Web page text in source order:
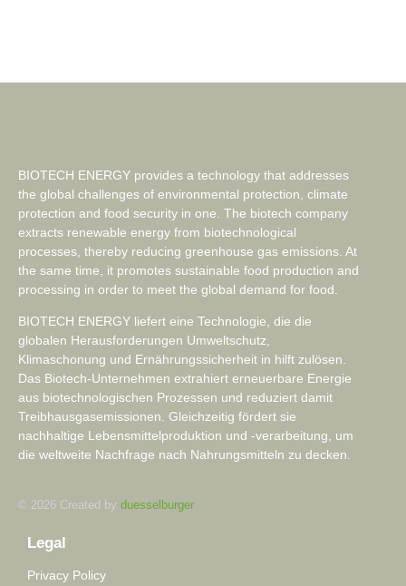
BIOTECH ENERGY provides a technology that addresses
the global challenges of environmental protection, climate
protection and food security in one. The biotech company
extracts renewable energy from biotechnological
processes, thereby reducing greenhouse gas emissions. At
the same time, it promotes sustainable food production and
processing in order to meet the global demand for food.
BIOTECH ENERGY liefert eine Technologie, die die
globalen Herausforderungen Umweltschutz,
Klimaschonung und Ernährungssicherheit in hilft zulösen.
Das Biotech-Unternehmen extrahiert erneuerbare Energie
aus biotechnologischen Prozessen und reduziert damit
Treibhausgasemissionen. Gleichzeitig fördert sie
nachhaltige Lebensmittelproduktion und -verarbeitung, um
die weltweite Nachfrage nach Nahrungsmitteln zu decken.
© 2026 Created by duesselburger
Legal
Privacy Policy